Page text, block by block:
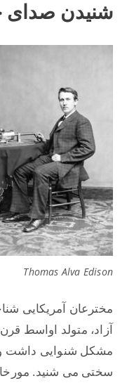
شنیدن صدای
Thomas Alva Edison
مخترعان آمریکایی
آزاد، متولد اواسط
مشکل شنوایی داشت
سختی می شنید.